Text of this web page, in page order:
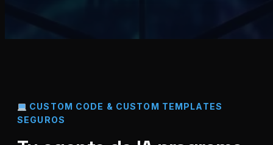
CUSTOM CODE & CUSTOM TEMPLATES
SEGUROS